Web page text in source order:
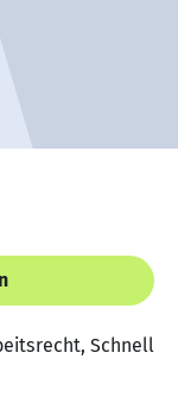
Schnell